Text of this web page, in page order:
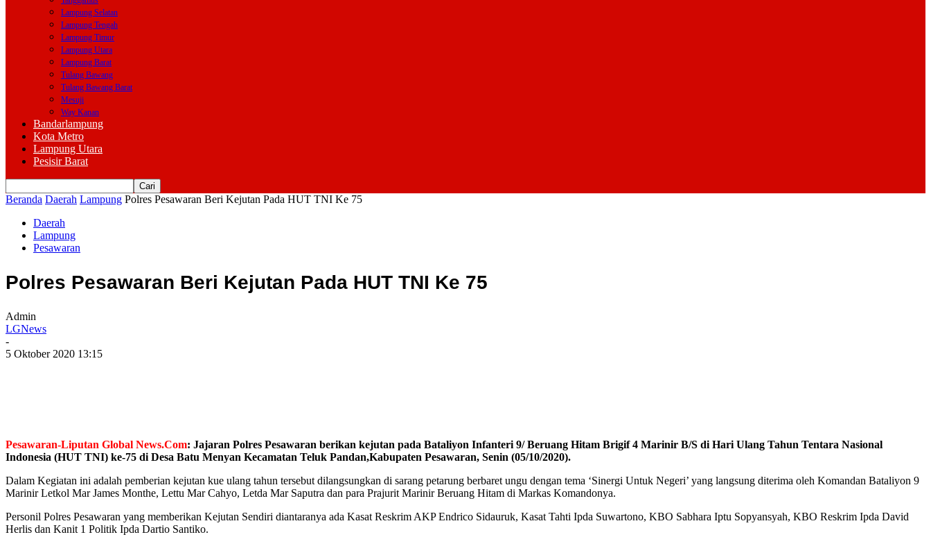
Lampung Selatan
Lampung Tengah
Lampung Timur
Lampung Utara
Lampung Barat
Tulang Bawang
Tulang Bawang Barat
Mesuji
Way Kanan
Bandarlampung
Kota Metro
Lampung Utara
Pesisir Barat
Beranda Daerah Lampung Polres Pesawaran Beri Kejutan Pada HUT TNI Ke 75
Daerah
Lampung
Pesawaran
Polres Pesawaran Beri Kejutan Pada HUT TNI Ke 75
Admin
LGNews
-
5 Oktober 2020 13:15
Pesawaran-Liputan Global News.Com: Jajaran Polres Pesawaran berikan kejutan pada Bataliyon Infanteri 9/ Beruang Hitam Brigif 4 Marinir B/S di Hari Ulang Tahun Tentara Nasional
Indonesia (HUT TNI) ke-75 di Desa Batu Menyan Kecamatan Teluk Pandan,Kabupaten Pesawaran, Senin (05/10/2020).
Dalam Kegiatan ini adalah pemberian kejutan kue ulang tahun tersebut dilangsungkan di sarang petarung berbaret ungu dengan tema ‘Sinergi Untuk Negeri’ yang langsung diterima oleh Komandan Bataliyon 9
Marinir Letkol Mar James Monthe, Lettu Mar Cahyo, Letda Mar Saputra dan para Prajurit Marinir Beruang Hitam di Markas Komandonya.
Personil Polres Pesawaran yang memberikan Kejutan Sendiri diantaranya ada Kasat Reskrim AKP Endrico Sidauruk, Kasat Tahti Ipda Suwartono, KBO Sabhara Iptu Sopyansyah, KBO Reskrim Ipda David
Herlis dan Kanit 1 Politik Ipda Dartio Santiko.